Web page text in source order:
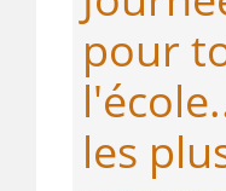
pour
les